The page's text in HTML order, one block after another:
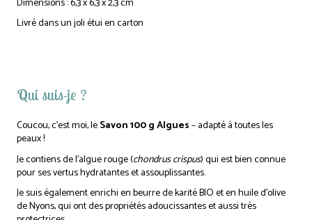
Livré dans un joli étui en carton
Qui suis-je ?
Coucou, c’est moi,leSavon 100 g Algues– adapté à toutes les
peaux !
Je contiens de l’algue rouge (chondrus crispus) qui est bien connue
pour ses vertus hydratantes et assouplissantes.
Je suis également enrichi en beurre de karité BIO et en huile d’olive
de Nyons, qui ont des propriétés adoucissantes et aussi très